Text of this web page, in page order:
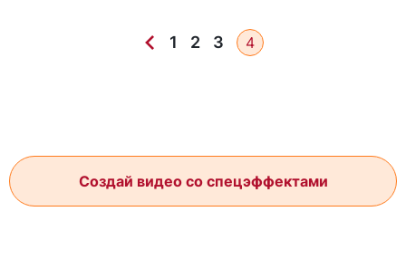
1 2 3 4
Создай видео со спецэффектами